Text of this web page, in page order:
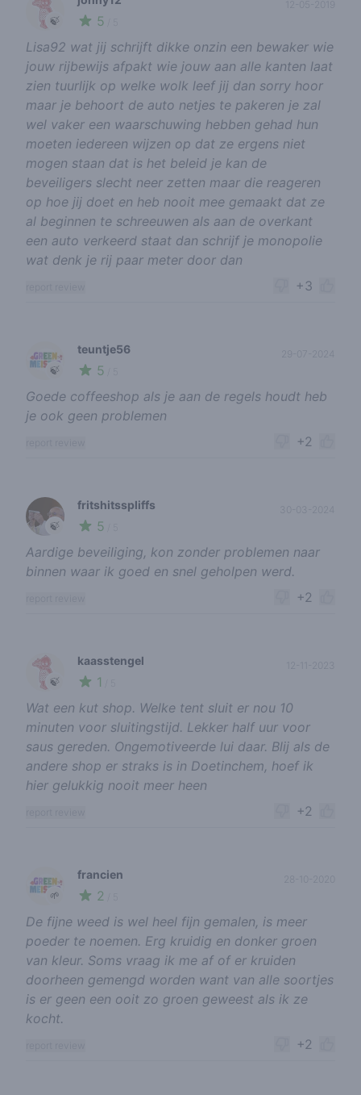
🍃 5
Lisa92 wat jij schrijft dikke onzin een bewaker wie
jouw rijbewijs afpakt wie jouw aan alle kanten laat
zien tuurlijk op welke wolk leef jij dan sorry hoor
maar je behoort de auto netjes te pakeren je zal
wel vaker een waarschuwing hebben gehad hun
moeten iedereen wijzen op dat ze ergens niet
mogen staan dat is het beleid je kan de
beveiligers slecht neer zetten maar die reageren
op hoe jij doet en heb nooit mee gemaakt dat ze
al beginnen te schreeuwen als aan de overkant
een auto verkeerd staat dan schrijf je monopolie
wat denk je rij paar meter door dan
+3
🍃
teuntje56
5
Goede coffeeshop als je aan de regels houdt heb
je ook geen problemen
+2
🍃
fritshitsspliffs
5
30-03-2024
Aardige beveiliging, kon zonder problemen naar
binnen waar ik goed en snel geholpen werd.
+2
🍃
kaasstengel
1
12-11-2023
Wat een kut shop. Welke tent sluit er nou 10
minuten voor sluitingstijd. Lekker half uur voor
saus gereden. Ongemotiveerde lui daar. Blij als de
andere shop er straks is in Doetinchem, hoef ik
hier gelukkig nooit meer heen
+2
🌱
francien
2
De fijne weed is wel heel fijn gemalen, is meer
poeder te noemen. Erg kruidig en donker groen
van kleur. Soms vraag ik me af of er kruiden
doorheen gemengd worden want van alle soortjes
is er geen een ooit zo groen geweest als ik ze
kocht.
+2